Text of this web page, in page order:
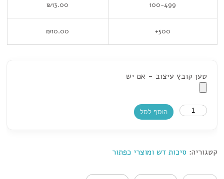
100-499
₪13.00
500+
₪10.00
טען קובץ עיצוב - אם יש
הוסף לסל
קטגוריה: סיכות דש ומוצרי כפתור